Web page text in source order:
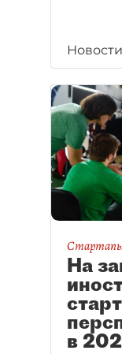
На
в